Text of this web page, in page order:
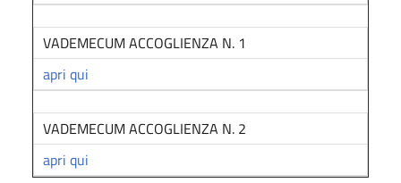
VADEMECUM ACCOGLIENZA N. 1
apri qui
VADEMECUM ACCOGLIENZA N. 2
apri qui